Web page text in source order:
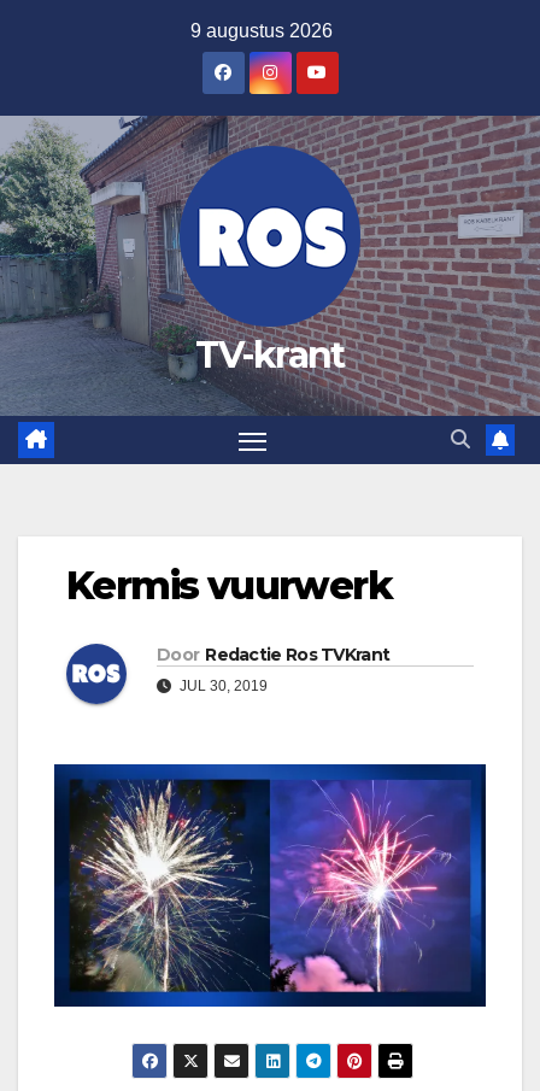
inhoud
9 augustus 2026
TV-krant
Kermis vuurwerk
Door Redactie Ros TVKrant
JUL 30, 2019